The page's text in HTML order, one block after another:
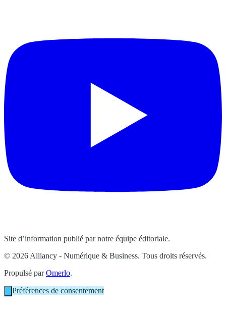
Site d’information publié par notre équipe éditoriale.
© 2026 Alliancy - Numérique & Business. Tous droits réservés.
Propulsé parOmerlo.
Préférences de consentement